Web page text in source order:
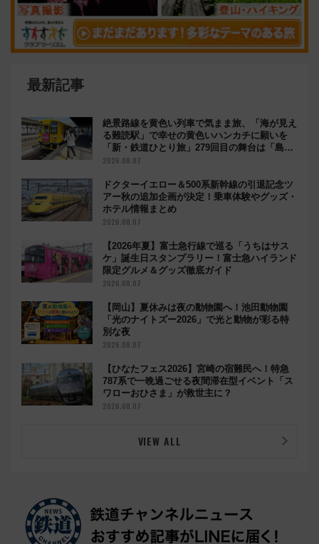
最新記事
絶景路線を黄色い列車で気まま旅、「海が見え
る難読駅」で幸せの黄色いハンカチに願いを
「新・鉄道ひとり旅」279回目の舞台は「島原
鉄道」
2026.08.07
ドクターイエロー＆500系新幹線の引退記念ツ
アー秋の追加企画が決定！乗車体験やグッズ・
ホテル情報まとめ
2026.08.07
【2026年夏】富士急行線で巡る「うちはサス
ケ」誕生日スタンプラリー！富士急ハイランド
限定グルメ＆グッズ徹底ガイド
2026.08.07
【岡山】夏休みは夜の動物園へ！池田動物園
「光のナイトズー2026」で光と動物が彩る特
別な夜
2026.08.07
【ひなたフェス2026】宮崎の宿難民へ！特急
787系で一晩過ごせる夜間滞在型イベント「ス
ワローおひさま」が救世主に？
2026.08.07
VIEW ALL